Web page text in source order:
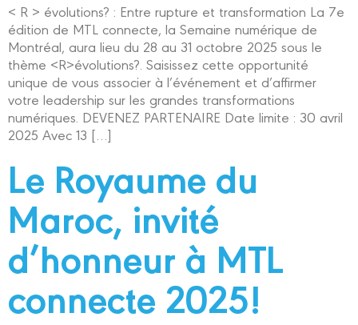
< R > évolutions? : Entre rupture et transformation La 7e
édition de MTL connecte, la Semaine numérique de
Montréal, aura lieu du 28 au 31 octobre 2025 sous le
thème <R>évolutions?. Saisissez cette opportunité
unique de vous associer à l’événement et d’affirmer
votre leadership sur les grandes transformations
numériques. DEVENEZ PARTENAIRE Date limite : 30 avril
2025 Avec 13 […]
Le Royaume du
Maroc, invité
d’honneur à MTL
connecte 2025!